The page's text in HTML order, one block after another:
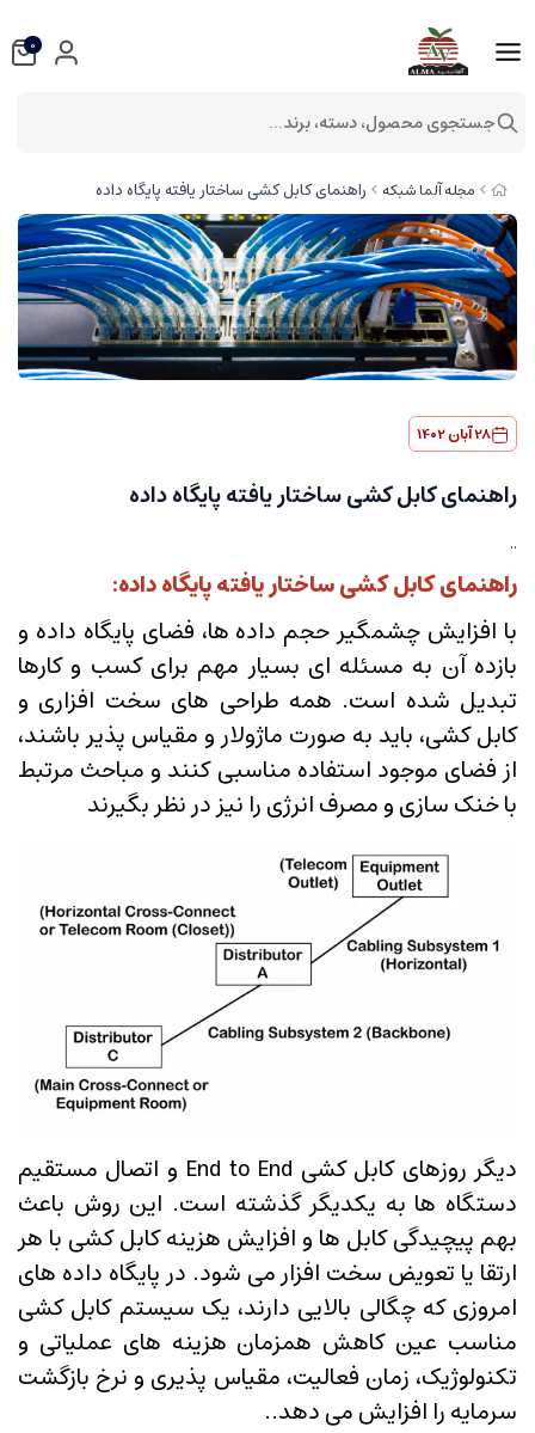
مجله آلما شبکه راهنمای کابل کشی ساختار یافته پایگاه داده
28 آبان 1402
راهنمای کابل کشی ساختار یافته پایگاه داده
..
راهنمای کابل کشی ساختار یافته پایگاه داده:
با افزایش چشمگیر حجم داده ها، فضای پایگاه داده و
بازده آن به مسئله ای بسیار مهم برای کسب و کارها
تبدیل شده است. همه طراحی های سخت افزاری و
کابل کشی، باید به صورت ماژولار و مقیاس پذیر باشند،
از فضای موجود استفاده مناسبی کنند و مباحث مرتبط
با خنک سازی و مصرف انرژی را نیز در نظر بگیرند
دیگر روزهای کابل کشی End to End و اتصال مستقیم
دستگاه ها به یکدیگر گذشته است. این روش باعث
بهم پیچیدگی کابل ها و افزایش هزینه کابل کشی با هر
ارتقا یا تعویض سخت افزار می شود. در پایگاه داده های
امروزی که چگالی بالایی دارند، یک سیستم کابل کشی
مناسب عین کاهش همزمان هزینه های عملیاتی و
تکنولوژیک، زمان فعالیت، مقیاس پذیری و نرخ بازگشت
سرمایه را افزایش می دهد..
0
جستجوی محصول، دسته، برند...